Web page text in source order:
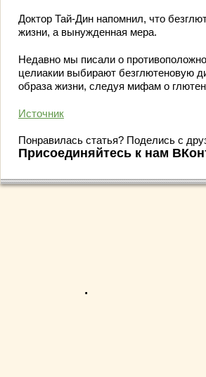
Доктор Тай-Дин напомнил, что
жизни, а вынужденная мера.
Недавно мы писали о
целиакии выбирают безглютеновую
образа жизни, следуя мифам о
Источник
Понравилась статья? Поделись с
Присоединяйтесь к нам
.